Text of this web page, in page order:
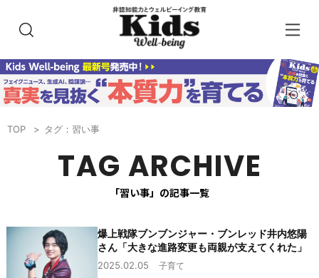
TOP タグ：習い事
TAG ARCHIVE
「習い事」の記事一覧
爆上戦隊ブンブンジャー・ブンレッド井内悠陽
さん「大きな進路変更も両親が支えてくれた」
2025.02.05 子育て